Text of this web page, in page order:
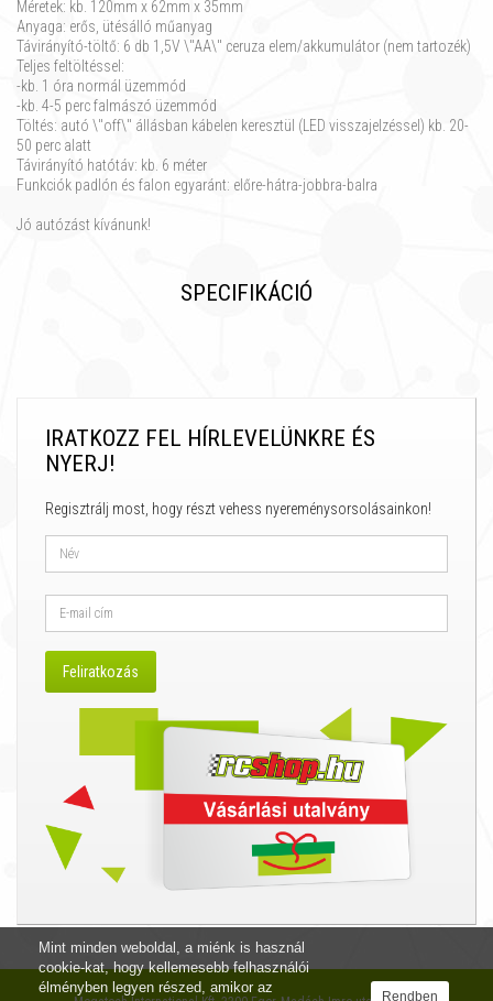
Mint minden weboldal, a miénk is használ
cookie-kat, hogy kellemesebb felhasználói
élményben legyen részed, amikor az
Rendben
Méretek: kb. 120mm x 62mm x 35mm
Anyaga: erős, ütésálló műanyag
Távirányító-töltő: 6 db 1,5V \"AA\" ceruza elem/akkumulátor (nem tartozék)
Teljes feltöltéssel:
-kb. 1 óra normál üzemmód
-kb. 4-5 perc falmászó üzemmód
Töltés: autó \"off\" állásban kábelen keresztül (LED visszajelzéssel) kb. 20-
50 perc alatt
Távirányító hatótáv: kb. 6 méter
Funkciók padlón és falon egyaránt: előre-hátra-jobbra-balra
Jó autózást kívánunk!
SPECIFIKÁCIÓ
IRATKOZZ FEL HÍRLEVELÜNKRE ÉS
NYERJ!
Regisztrálj most, hogy részt vehess nyereménysorsolásainkon!